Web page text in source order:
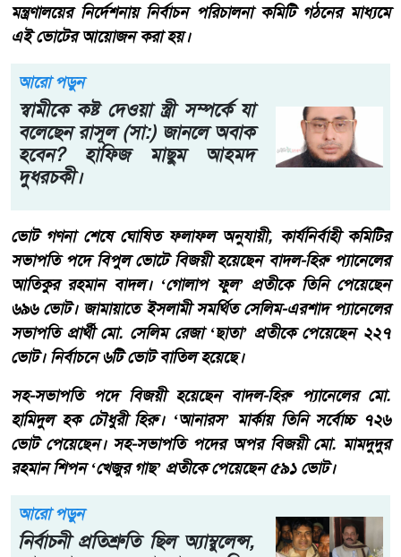
মন্ত্রণালয়ের নির্দেশনায় নির্বাচন পরিচালনা কমিটি গঠনের মাধ্যমে
এই ভোটের আয়োজন করা হয়।
আরো পড়ুন
স্বামীকে কষ্ট দেওয়া স্ত্রী সম্পর্কে যা
বলেছেন রাসূল (সা:) জানলে অবাক
হবেন? হাফিজ মাছুম আহমদ
দুধরচকী।
ভোট গণনা শেষে ঘোষিত ফলাফল অনুযায়ী, কার্যনির্বাহী কমিটির
সভাপতি পদে বিপুল ভোটে বিজয়ী হয়েছেন বাদল-হিরু প্যানেলের
আতিকুর রহমান বাদল। ‘গোলাপ ফুল’ প্রতীকে তিনি পেয়েছেন
৬৯৬ ভোট। জামায়াতে ইসলামী সমর্থিত সেলিম-এরশাদ প্যানেলের
সভাপতি প্রার্থী মো. সেলিম রেজা ‘ছাতা’ প্রতীকে পেয়েছেন ২২৭
ভোট। নির্বাচনে ৬টি ভোট বাতিল হয়েছে।
সহ-সভাপতি পদে বিজয়ী হয়েছেন বাদল-হিরু প্যানেলের মো.
হামিদুল হক চৌধুরী হিরু। ‘আনারস’ মার্কায় তিনি সর্বোচ্চ ৭২৬
ভোট পেয়েছেন। সহ-সভাপতি পদের অপর বিজয়ী মো. মামদুদুর
রহমান শিপন ‘খেজুর গাছ’ প্রতীকে পেয়েছেন ৫৯১ ভোট।
আরো পড়ুন
নির্বাচনী প্রতিশ্রুতি ছিল অ্যাম্বুলেন্স,